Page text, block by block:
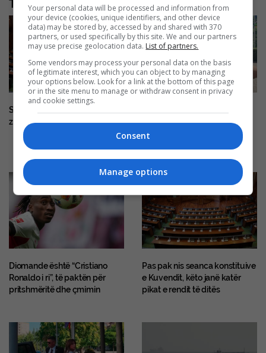
Të tjera nga rubrika
Si duket Kuvendi pas
zgjedhjeve të qershorit?
Kuvendi sipas rezultatit
zgjedhor, ende s’ka
Diomande është “Cristiano
Ronaldo i ri”, të paktën për
pritshmëritë dhe çmimin
Pas pak nis seanca konstituive
e Kuvendit, këto janë katër
pikat e rendit të ditës
Your personal data will be processed and information from
your device (cookies, unique identifiers, and other device
data) may be stored by, accessed by and shared with 370
partners, or used specifically by this site. We and our partners
may use precise geolocation data. List of partners.
Some vendors may process your personal data on the basis
of legitimate interest, which you can object to by managing
your options below. Look for a link at the bottom of this page
or in the site menu to manage or withdraw consent in privacy
and cookie settings.
Consent
Manage options